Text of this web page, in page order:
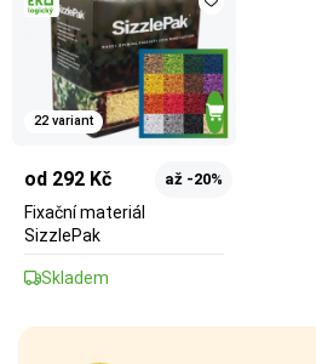
22 variant
od 292 Kč až -20%
Fixační materiál
SizzlePak
Skladem